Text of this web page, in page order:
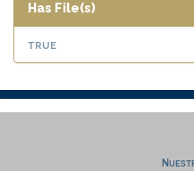
Has File(s)
true